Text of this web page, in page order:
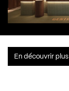
En découvrir plus